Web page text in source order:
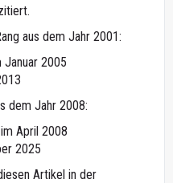
aus dem Jahr 2001:
Januar 2005
dem Jahr 2008:
im April 2008
2025
Artikel in der